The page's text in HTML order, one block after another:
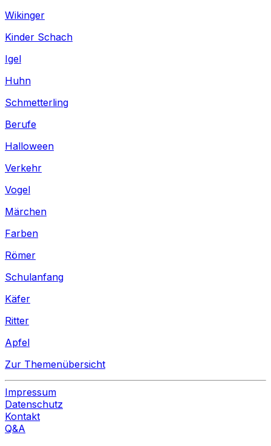
Wikinger
Kinder Schach
Igel
Huhn
Schmetterling
Berufe
Halloween
Verkehr
Vogel
Märchen
Farben
Römer
Schulanfang
Käfer
Ritter
Apfel
Zur Themenübersicht
Impressum
Datenschutz
Kontakt
Q&A